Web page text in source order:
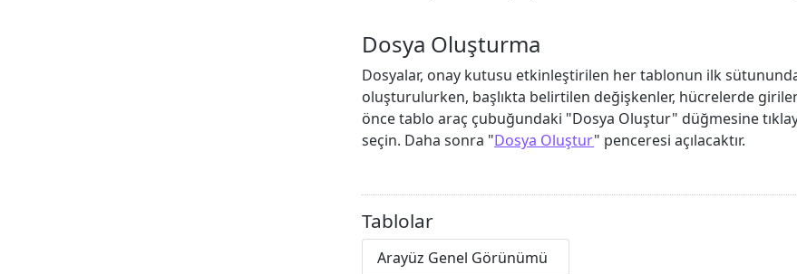
Dosya Oluşturma
Dosyalar, onay kutusu etkinleştirilen her tablonun ilk
oluşturulurken, başlıkta belirtilen değişkenler, hücrelerde
önce tablo araç çubuğundaki "Dosya Oluştur" düğmesine
seçin. Daha sonra "Dosya Oluştur" penceresi açılacaktır.
Tablolar
Arayüz Genel Görünümü